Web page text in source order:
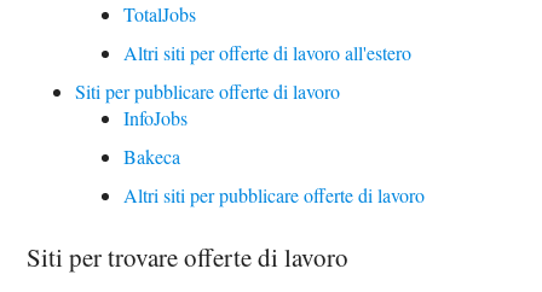
TotalJobs
Altri siti per offerte di lavoro all'estero
Siti per pubblicare offerte di lavoro
InfoJobs
Bakeca
Altri siti per pubblicare offerte di lavoro
Siti per trovare offerte di lavoro